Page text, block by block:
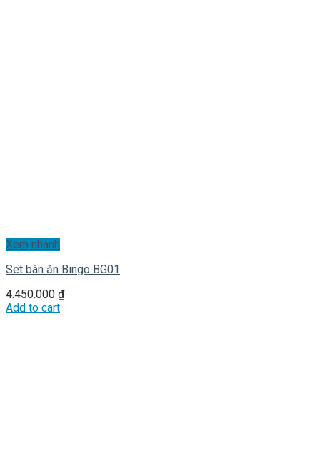
Xem nhanh
Set bàn ăn Bingo BG01
4.450.000 ₫
Add to cart